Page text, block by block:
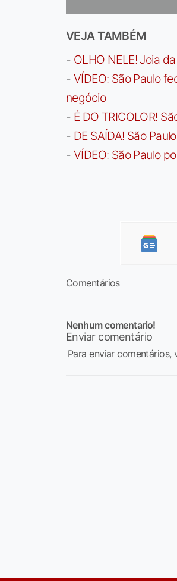
VEJA TAMBÉM
- OLHO NELE! Joia
- VÍDEO: São Paulo
negócio
- É DO TRICOLOR!
- DE SAÍDA! São
- VÍDEO: São Paulo
Comentários
Nenhum comentario!
Enviar comentário
Para enviar